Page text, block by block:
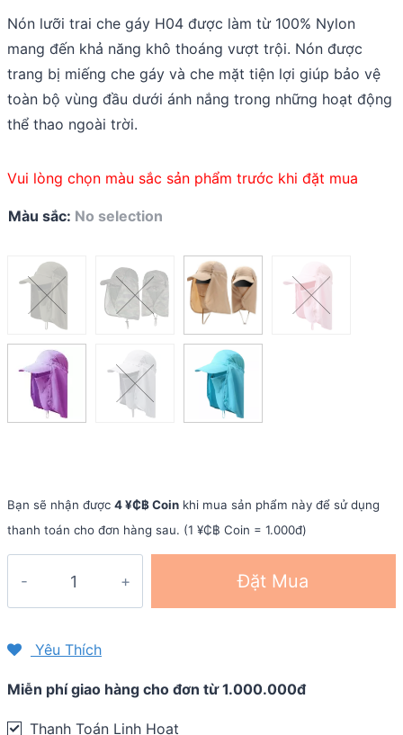
was:
240.000 ₫.
is:
192.000 ₫.
Nón lưỡi trai che gáy H04 được làm từ 100% Nylon
mang đến khả năng khô thoáng vượt trội. Nón được
trang bị miếng che gáy và che mặt tiện lợi giúp bảo vệ
toàn bộ vùng đầu dưới ánh nắng trong những hoạt động
thể thao ngoài trời.
Vui lòng chọn màu sắc sản phẩm trước khi đặt mua
Màu sắc: No selection
Bạn sẽ nhận được 4 ¥₵฿ Coin khi mua sản phẩm này để sử dụng
thanh toán cho đơn hàng sau. (1 ¥₵฿ Coin = 1.000đ)
che
YGP
H04
Đặt Mua
Yêu Thích
Miễn phí giao hàng cho đơn từ 1.000.000đ
Thanh Toán Linh Hoạt